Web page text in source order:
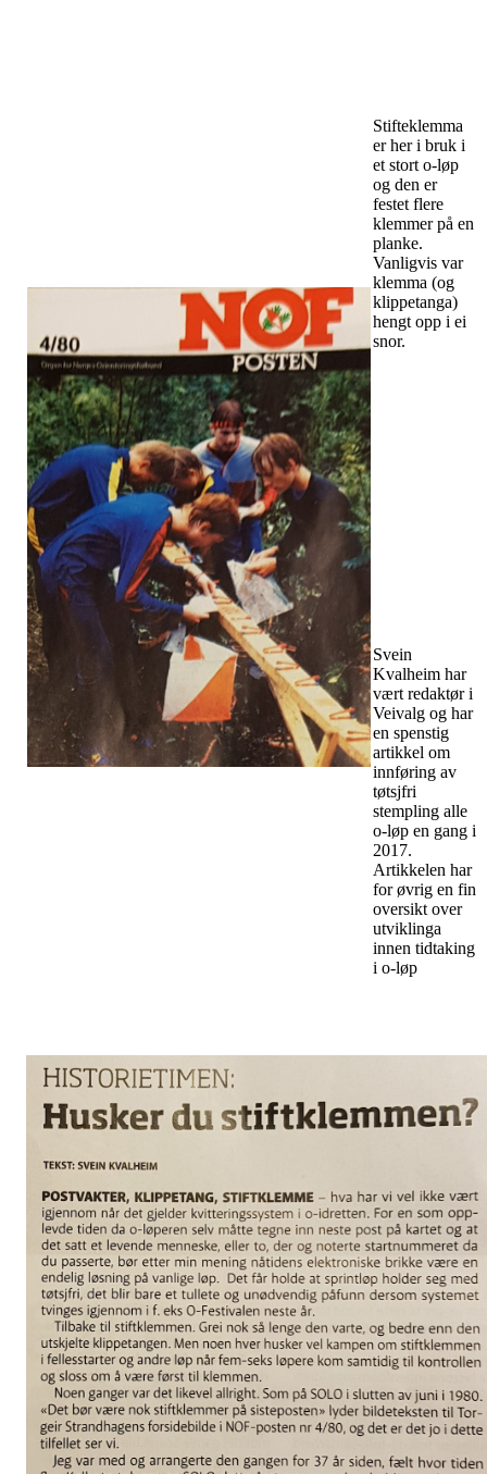
Stifteklemma
er her i bruk i
et stort o-løp
og den er
festet flere
klemmer på en
planke.
Vanligvis var
klemma (og
klippetanga)
hengt opp i ei
snor.
Svein
Kvalheim har
vært redaktør i
Veivalg og har
en spenstig
artikkel om
innføring av
tøtsjfri
stempling alle
o-løp en gang i
2017.
Artikkelen har
for øvrig en fin
oversikt over
utviklinga
innen tidtaking
i o-løp